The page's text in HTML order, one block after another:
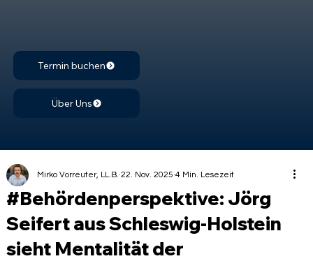
Termin buchen
Über Uns
#Behördenperspektive: Jörg
Seifert aus Schleswig-Holstein
sieht Mentalität der
Mirko Vorreuter, LL.B. 22. Nov. 2025 4 Min. Lesezeit